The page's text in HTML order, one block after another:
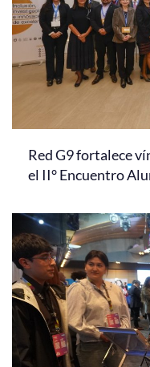
Red G9 fortalece
el II° Encuentro